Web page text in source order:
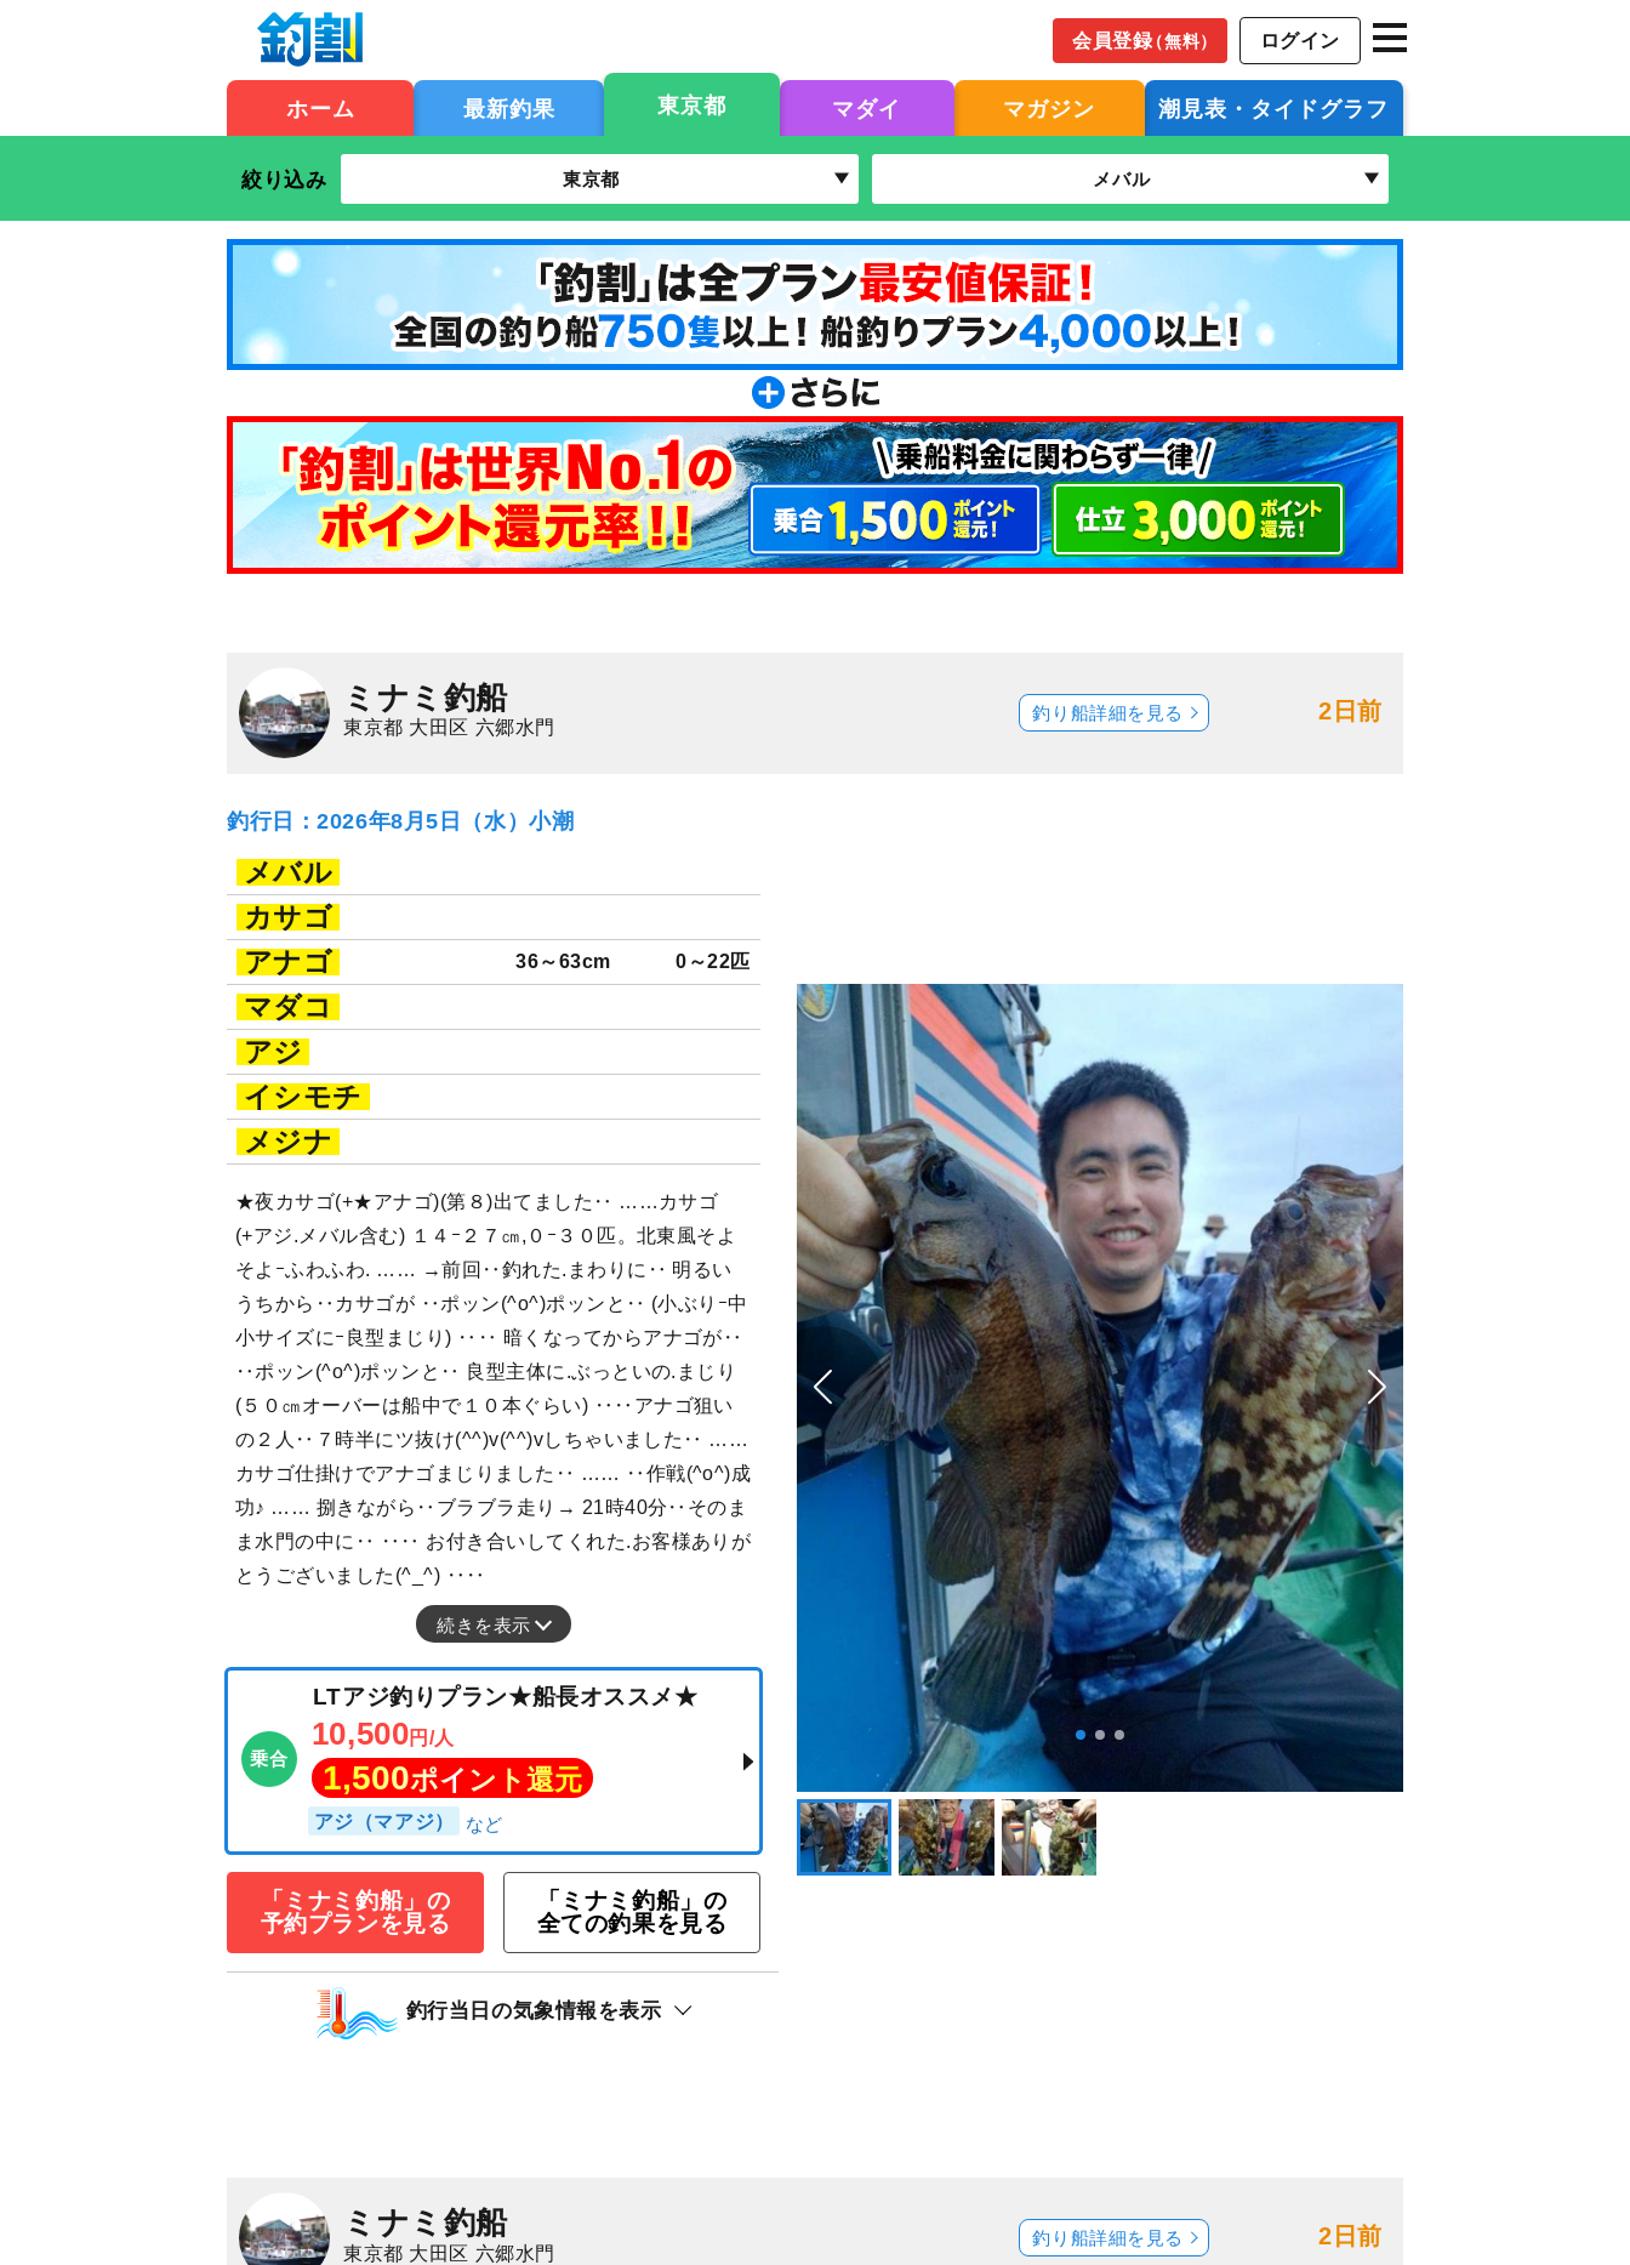
会員登録（無料） ログイン
ホーム 最新釣果 東京都 マダイ マガジン 潮見表・タイドグラフ
絞り込み 東京都 メバル
ミナミ釣船
東京都 大田区 六郷水門
2日前
釣り船詳細を見る
釣行日：2026年8月5日（水）小潮
メバル
カサゴ
アナゴ
36～63cm 0～22匹
マダコ
アジ
イシモチ
メジナ
★夜カサゴ(+★アナゴ)(第８)出てました‥ ……カサゴ
(+アジ.メバル含む) １４ｰ２７㎝,０ｰ３０匹。北東風そよ
そよｰふわふわ. …… →前回‥釣れた.まわりに‥ 明るい
うちから‥カサゴが ‥ポッン(^o^)ポッンと‥ (小ぶりｰ中
小サイズにｰ良型まじり) ‥‥ 暗くなってからアナゴが‥
‥ポッン(^o^)ポッンと‥ 良型主体に.ぶっといの.まじり
(５０㎝オーバーは船中で１０本ぐらい) ‥‥アナゴ狙い
の２人‥７時半にツ抜け(^^)v(^^)vしちゃいました‥ ……
カサゴ仕掛けでアナゴまじりました‥ …… ‥作戦(^o^)成
功♪ …… 捌きながら‥ブラブラ走り→ 21時40分‥そのま
ま水門の中に‥ ‥‥ お付き合いしてくれた.お客様ありが
とうございました(^_^) ‥‥
続きを表示
乗合
LTアジ釣りプラン★船長オススメ★
10,500円/人
1,500ポイント還元
アジ（マアジ）
「ミナミ釣船」の
予約プランを見る
「ミナミ釣船」の
全ての釣果を見る
釣行当日の気象情報を表示
ミナミ釣船
東京都 大田区 六郷水門
2日前
釣り船詳細を見る